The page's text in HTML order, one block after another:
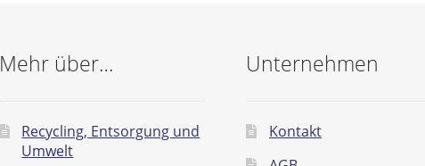
Mehr über…
Recycling, Entsorgung und
Umwelt
Unternehmen
Kontakt